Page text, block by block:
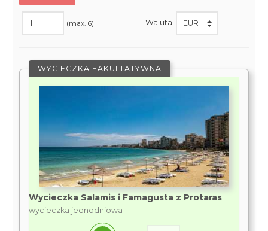
(max. 6) Waluta:
WYCIECZKA FAKULTATYWNA
Wycieczka Salamis i Famagusta z Protaras
wycieczka jednodniowa